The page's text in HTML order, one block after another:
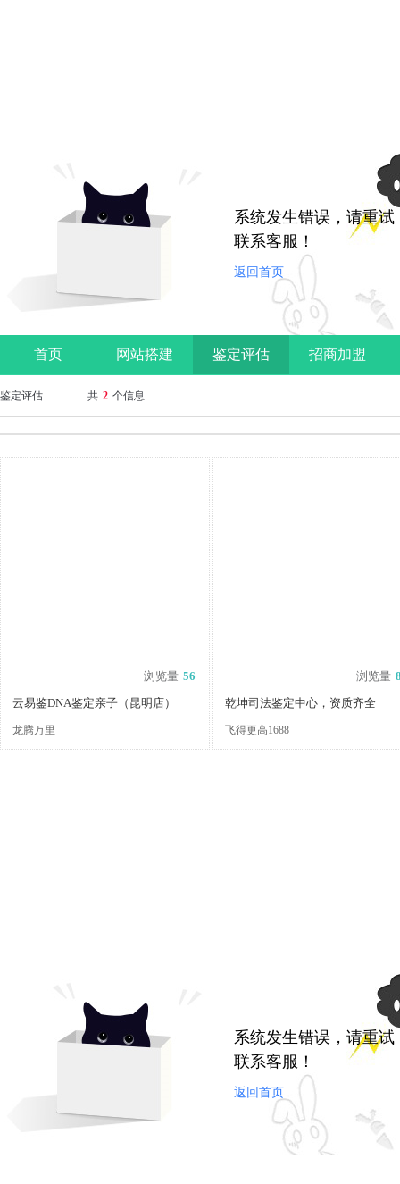
系统发生错误，请重
联系客服！
返回首页
首页 网站搭建 鉴定评估 招商加盟
鉴定评估 共 2 个信息
浏览量 56
云易鉴DNA鉴定亲子（昆明店）
龙腾万里
浏览量
乾坤司法鉴定中心，资质齐全
飞得更高1688
系统发生错误，请重
联系客服！
返回首页